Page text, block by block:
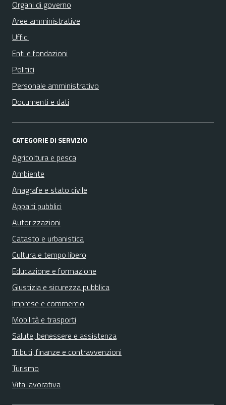
Organi di governo
Aree amministrative
Uffici
Enti e fondazioni
Politici
Personale amministrativo
Documenti e dati
CATEGORIE DI SERVIZIO
Agricoltura e pesca
Ambiente
Anagrafe e stato civile
Appalti pubblici
Autorizzazioni
Catasto e urbanistica
Cultura e tempo libero
Educazione e formazione
Giustizia e sicurezza pubblica
Imprese e commercio
Mobilità e trasporti
Salute, benessere e assistenza
Tributi, finanze e contravvenzioni
Turismo
Vita lavorativa